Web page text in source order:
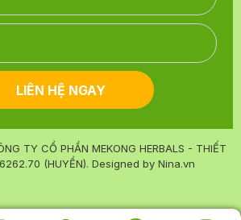
LIÊN HỆ NGAY
TY CỔ PHẦN MEKONG HERBALS - THIẾT
(HUYỀN). Designed by Nina.vn